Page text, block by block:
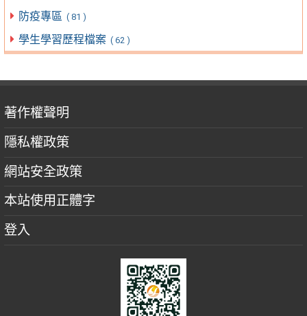
防疫專區 ( 81 )
學生學習歷程檔案 ( 62 )
著作權聲明
隱私權政策
網站安全政策
本站使用正體字
登入